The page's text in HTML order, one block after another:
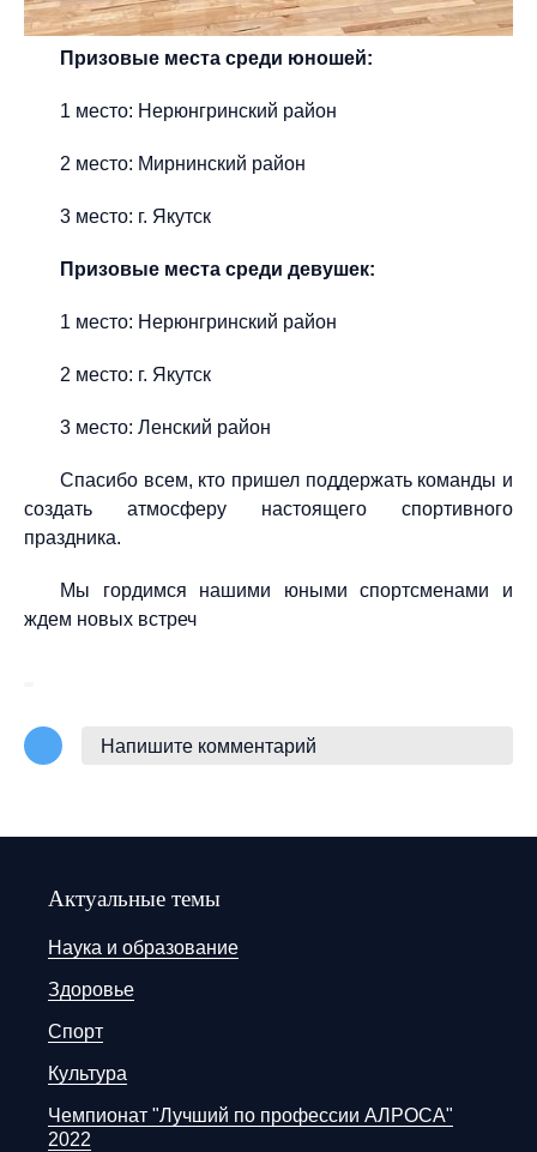
Призовые места среди юношей:
1 место: Нерюнгринский район
2 место: Мирнинский район
3 место: г. Якутск
Призовые места среди девушек:
1 место: Нерюнгринский район
2 место: г. Якутск
3 место: Ленский район
Спасибо всем, кто пришел поддержать команды и
создать атмосферу настоящего спортивного
праздника.
Мы гордимся нашими юными спортсменами и
ждем новых встреч
Напишите комментарий
Актуальные темы
Наука и образование
Здоровье
Спорт
Культура
Чемпионат "Лучший по профессии АЛРОСА"
2022